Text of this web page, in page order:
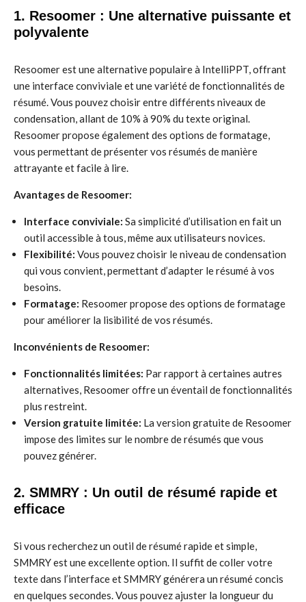
1. Resoomer : Une alternative puissante et
polyvalente
Resoomer est une alternative populaire à IntelliPPT, offrant
une interface conviviale et une variété de fonctionnalités de
résumé. Vous pouvez choisir entre différents niveaux de
condensation, allant de 10% à 90% du texte original.
Resoomer propose également des options de formatage,
vous permettant de présenter vos résumés de manière
attrayante et facile à lire.
Avantages de Resoomer:
Interface conviviale: Sa simplicité d’utilisation en fait un
outil accessible à tous, même aux utilisateurs novices.
Flexibilité: Vous pouvez choisir le niveau de condensation
qui vous convient, permettant d’adapter le résumé à vos
besoins.
Formatage: Resoomer propose des options de formatage
pour améliorer la lisibilité de vos résumés.
Inconvénients de Resoomer:
Fonctionnalités limitées: Par rapport à certaines autres
alternatives, Resoomer offre un éventail de fonctionnalités
plus restreint.
Version gratuite limitée: La version gratuite de Resoomer
impose des limites sur le nombre de résumés que vous
pouvez générer.
2. SMMRY : Un outil de résumé rapide et
efficace
Si vous recherchez un outil de résumé rapide et simple,
SMMRY est une excellente option. Il suffit de coller votre
texte dans l’interface et SMMRY générera un résumé concis
en quelques secondes. Vous pouvez ajuster la longueur du